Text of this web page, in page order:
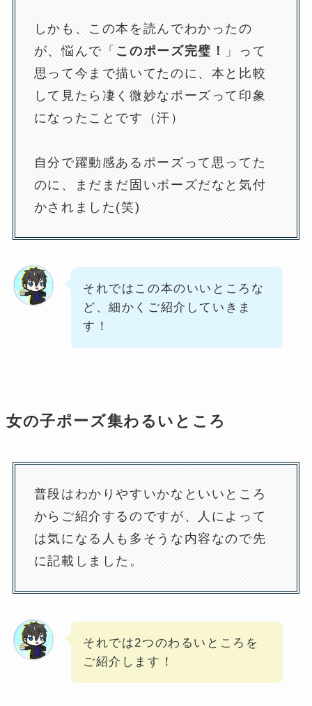
しかも、この本を読んでわかったの
が、悩んで「 このポーズ完璧！
」って
思って今まで描いてたのに、本と比較
して見たら凄く微妙なポーズって印象
になったことです（汗）
自分で躍動感あるポーズって思ってた
のに、まだまだ固いポーズだなと気付
かされました(笑)
それではこの本のいいところな
ど、細かくご紹介していきま
す！
女の子ポーズ集わるいところ
普段はわかりやすいかなといいところ
からご紹介するのですが、人によって
は気になる人も多そうな内容なので先
に記載しました。
それでは2つのわるいところを
ご紹介します！